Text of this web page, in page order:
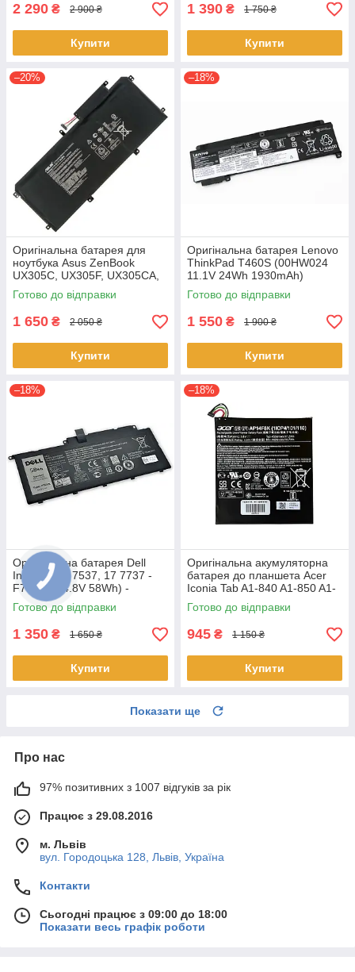
2 290 ₴ 2 900 ₴
Купити
1 390 ₴ 1 750 ₴
Купити
–20%
Оригінальна батарея для
ноутбука Asus ZenBook
UX305C, UX305F, UX305CA,
UX305FA - C31N1411 (+11.4 V
45Wh) АКБ
Готово до відправки
1 650 ₴ 2 050 ₴
Купити
–18%
Оригінальна батарея Lenovo
ThinkPad T460S (00HW024
11.1V 24Wh 1930mAh)
Акумулятор, АКБ для
ноутбука
Готово до відправки
1 550 ₴ 1 900 ₴
Купити
–18%
Оригінальна батарея Dell
Inspiron 15 7537, 17 7737 -
F7HVR (14.8V 58Wh) -
Акумулятор, АКБ
Готово до відправки
1 350 ₴ 1 650 ₴
Купити
–18%
Оригінальна акумуляторна
батарея до планшета Acer
Iconia Tab A1-840 A1-850 A1-
860 One 8 B1-810 B1-820 B1-
830 - AP14F8K
Готово до відправки
945 ₴ 1 150 ₴
Купити
Показати ще
Про нас
97% позитивних з 1007 відгуків за рік
Працює з 29.08.2016
м. Львів
вул. Городоцька 128, Львів, Україна
Контакти
Сьогодні працює з 09:00 до 18:00
Показати весь графік роботи